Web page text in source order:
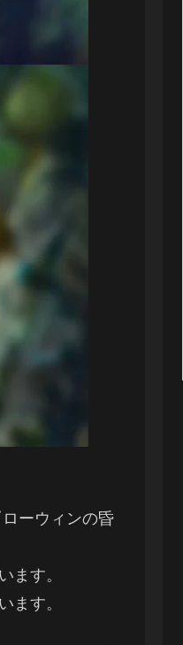
ーウィンの昏
ます。
ます。